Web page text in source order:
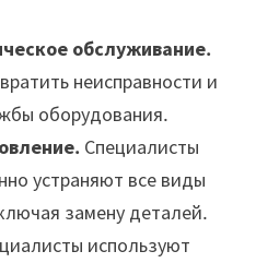
обслуживание․
неисправности и
оборудования․
Специалисты
устраняют все виды
замену деталей․
используют